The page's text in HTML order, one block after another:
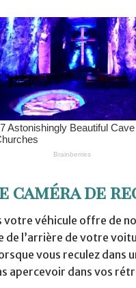
caméra
votre véhicule offre de
de l’arrière de votre
vous reculez
apercevoir dans vos